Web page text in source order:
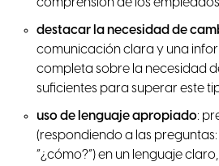
destacar la necesidad de
comunicación clara y una
completa sobre la necesidad
suficientes para superar este
uso de lenguaje apropiado:
(respondiendo a las preguntas:
“¿cómo?”) en un lenguaje